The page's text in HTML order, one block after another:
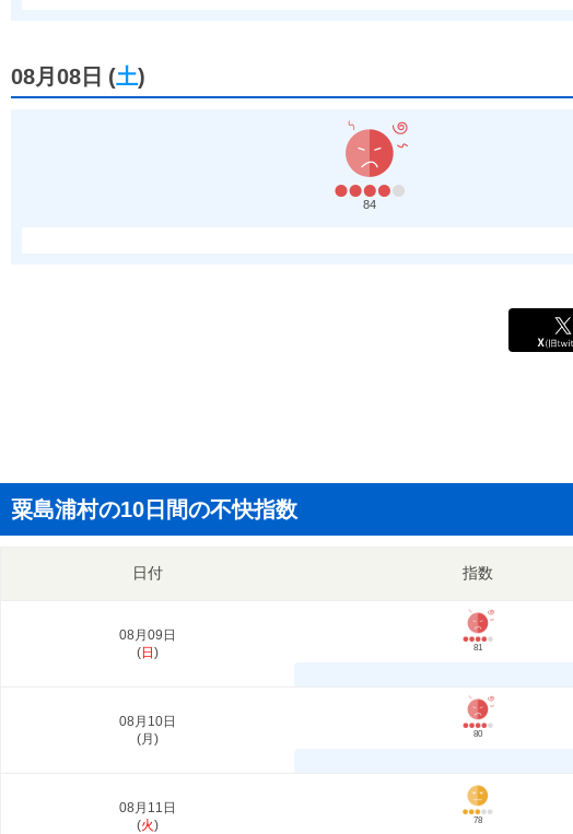
08月08日 (土)
84
粟島浦村の10日間の不快指数
日付 指数
08月09日
(日 ) 81
08月10日
(月 ) 80
08月11日
(火) 78